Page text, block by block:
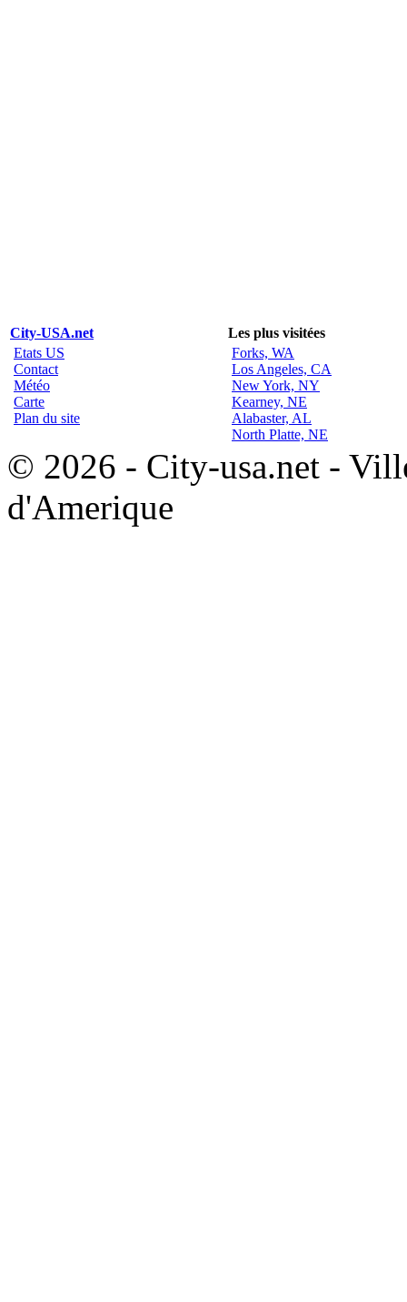
City-USA.net
Les plus visitées
Etats US
Contact
Météo
Carte
Plan du site
Forks, WA
Los Angeles, CA
New York, NY
Kearney, NE
Alabaster, AL
North Platte, NE
© 2026 - City-usa.net -
d'Amerique